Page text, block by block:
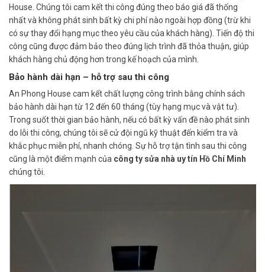
House. Chúng tôi cam kết thi công đúng theo báo giá đã thống
nhất và không phát sinh bất kỳ chi phí nào ngoài hợp đồng (trừ khi
có sự thay đổi hạng mục theo yêu cầu của khách hàng). Tiến độ thi
công cũng được đảm bảo theo đúng lịch trình đã thỏa thuận, giúp
khách hàng chủ động hơn trong kế hoạch của mình.
Bảo hành dài hạn – hỗ trợ sau thi công
An Phong House cam kết chất lượng công trình bằng chính sách
bảo hành dài hạn từ 12 đến 60 tháng (tùy hạng mục và vật tư).
Trong suốt thời gian bảo hành, nếu có bất kỳ vấn đề nào phát sinh
do lỗi thi công, chúng tôi sẽ cử đội ngũ kỹ thuật đến kiểm tra và
khắc phục miễn phí, nhanh chóng. Sự hỗ trợ tận tình sau thi công
cũng là một điểm mạnh của công ty sửa nhà uy tín Hồ Chí Minh
chúng tôi.